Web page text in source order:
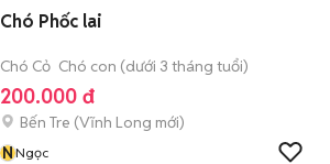
Chó Phốc lai
Chó Cỏ Chó con (dưới 3 tháng tuổi)
200.000 đ
Bến Tre (Vĩnh Long mới)
NNgọc